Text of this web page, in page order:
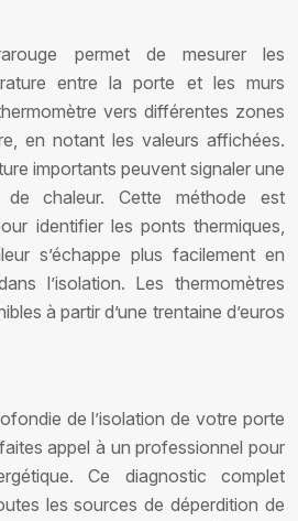
permet de mesurer les
entre la porte et les murs
vers différentes zones
en notant les valeurs affichées.
importants peuvent signaler une
chaleur. Cette méthode est
identifier les ponts thermiques,
s’échappe plus facilement en
l’isolation. Les thermomètres
à partir d’une trentaine d’euros
de l’isolation de votre porte
appel à un professionnel pour
Ce diagnostic complet
les sources de déperdition de